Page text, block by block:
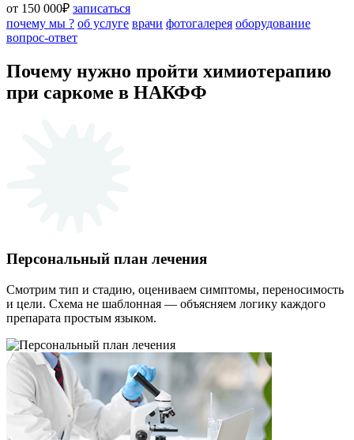
от 150 000₽ записаться
почему мы ? об услуге врачи фотогалерея оборудование
вопрос-ответ
Почему нужно пройти химиотерапию
при саркоме в НАКФФ
Персональный план лечения
Смотрим тип и стадию, оцениваем симптомы, переносимость
и цели. Схема не шаблонная — объясняем логику каждого
препарата простым языком.